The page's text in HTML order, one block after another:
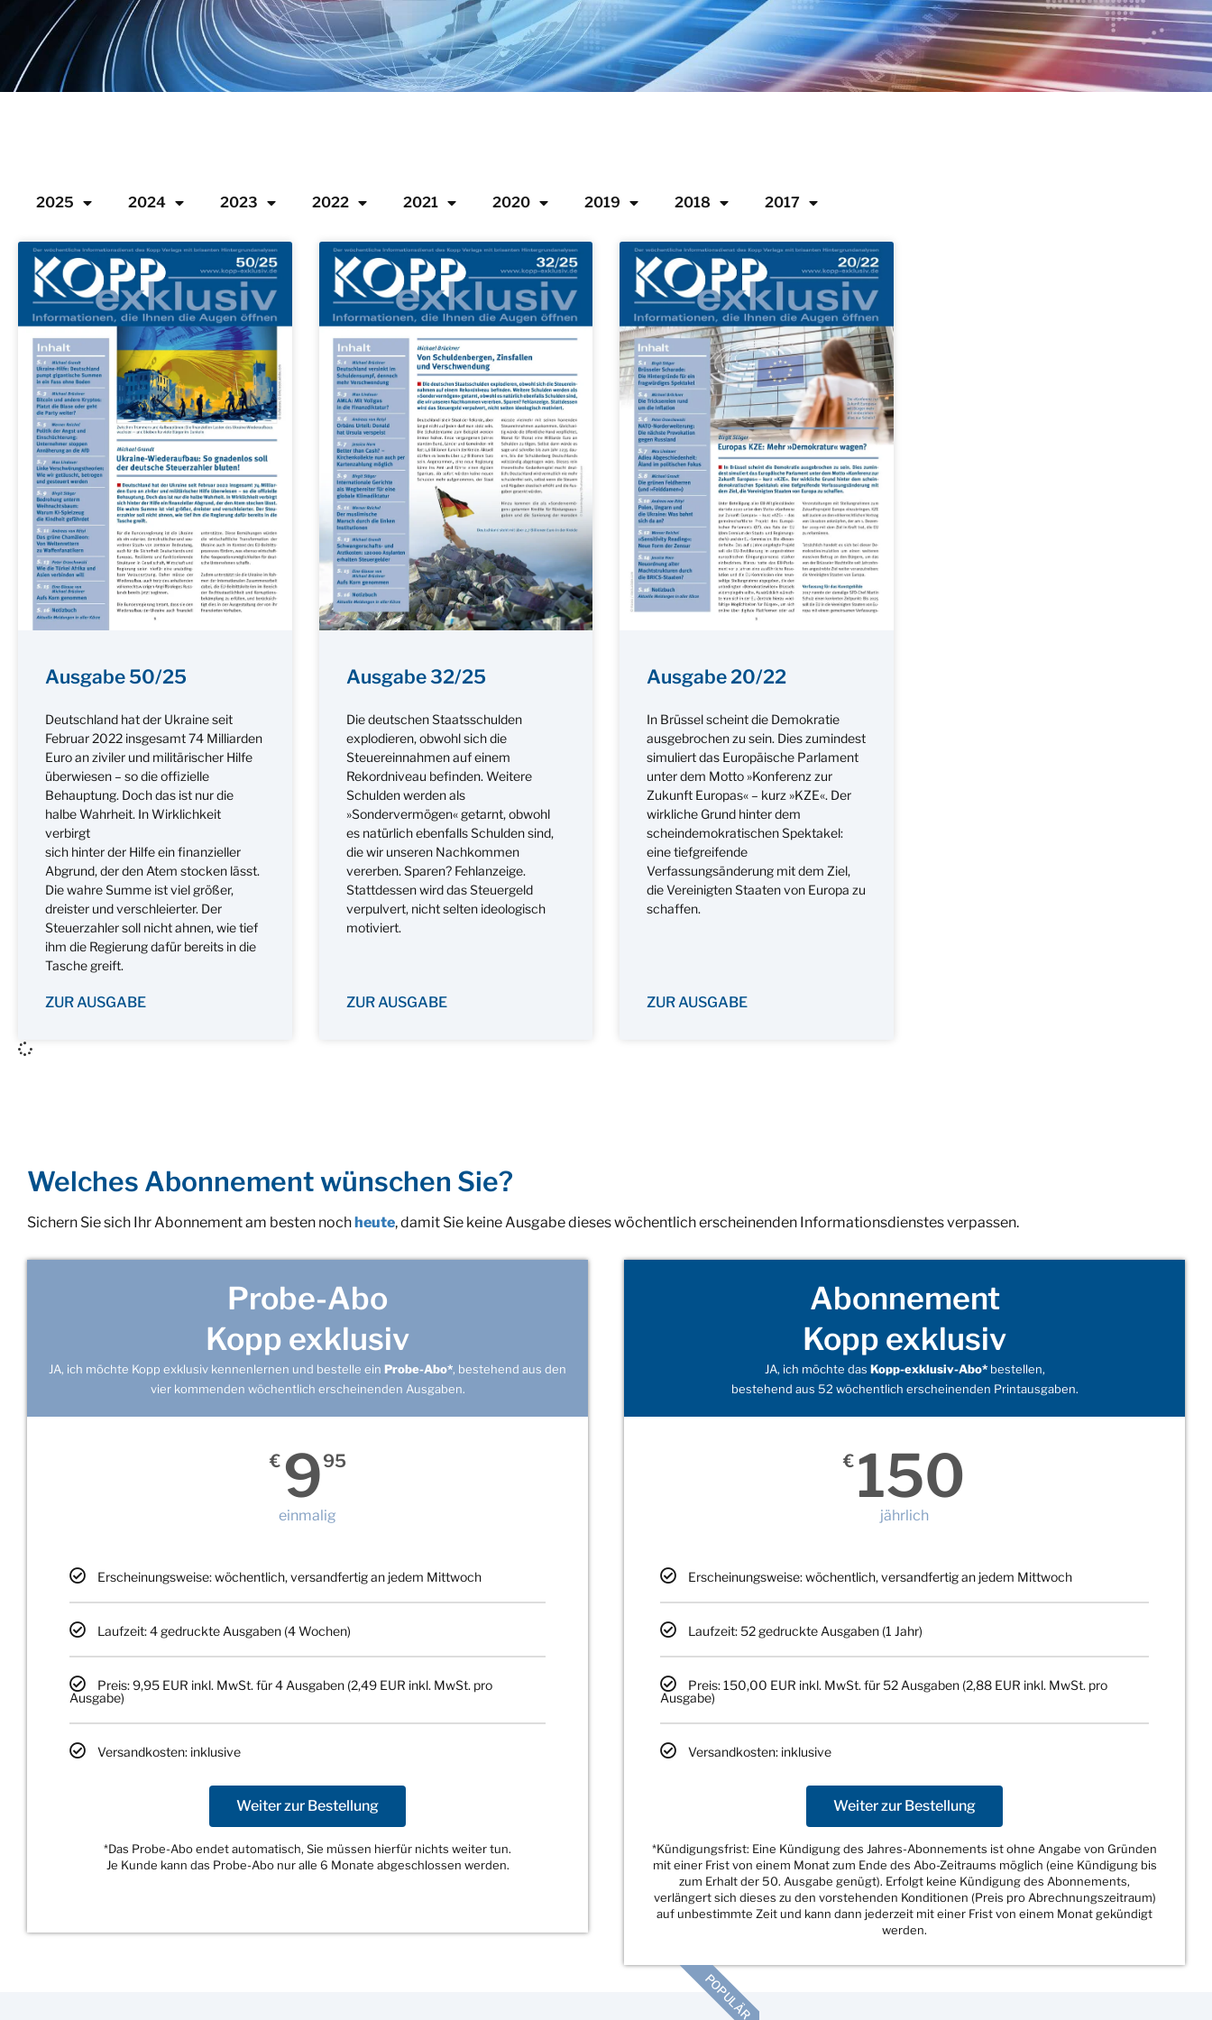
2025 2024 2023 2022 2021 2020 2019 2018 2017
Ausgabe 50/25
Deutschland hat der Ukraine seit
Februar 2022 insgesamt 74 Milliarden
Euro an ziviler und militärischer Hilfe
überwiesen – so die offizielle
Behauptung. Doch das ist nur die
halbe Wahrheit. In Wirklichkeit
verbirgt
sich hinter der Hilfe ein finanzieller
Abgrund, der den Atem stocken lässt.
Die wahre Summe ist viel größer,
dreister und verschleierter. Der
Steuerzahler soll nicht ahnen, wie tief
ihm die Regierung dafür bereits in die
Tasche greift.
ZUR AUSGABE
Ausgabe 32/25
Die deutschen Staatsschulden
explodieren, obwohl sich die
Steuereinnahmen auf einem
Rekordniveau befinden. Weitere
Schulden werden als
»Sondervermögen« getarnt, obwohl
es natürlich ebenfalls Schulden sind,
die wir unseren Nachkommen
vererben. Sparen? Fehlanzeige.
Stattdessen wird das Steuergeld
verpulvert, nicht selten ideologisch
motiviert.
ZUR AUSGABE
Ausgabe 20/22
In Brüssel scheint die Demokratie
ausgebrochen zu sein. Dies zumindest
simuliert das Europäische Parlament
unter dem Motto »Konferenz zur
Zukunft Europas« – kurz »KZE«. Der
wirkliche Grund hinter dem
scheindemokratischen Spektakel:
eine tiefgreifende
Verfassungsänderung mit dem Ziel,
die Vereinigten Staaten von Europa zu
schaffen.
ZUR AUSGABE
Welches Abonnement wünschen Sie?
Sichern Sie sich Ihr Abonnement am besten nochheute, damit Sie keine Ausgabe dieses wöchentlich erscheinenden Informationsdienstes verpassen.
Probe-Abo
Kopp exklusiv
JA, ich möchte Kopp exklusiv kennenlernen und bestelle ein Probe-Abo*, bestehend aus den
vier kommenden wöchentlich erscheinenden Ausgaben.
€ 995
einmalig
Erscheinungsweise: wöchentlich, versandfertig an jedem Mittwoch
Laufzeit: 4 gedruckte Ausgaben (4 Wochen)
Preis: 9,95 EUR inkl. MwSt. für 4 Ausgaben (2,49 EUR inkl. MwSt. pro
Ausgabe)
Versandkosten: inklusive
Weiter zur Bestellung
*Das Probe-Abo endet automatisch, Sie müssen hierfür nichts weiter tun.
Je Kunde kann das Probe-Abo nur alle 6 Monate abgeschlossen werden.
Abonnement
Kopp exklusiv
JA, ich möchte das Kopp-exklusiv-Abo*bestellen,
bestehend aus 52 wöchentlich erscheinenden Printausgaben.
€ 150
jährlich
Erscheinungsweise: wöchentlich, versandfertig an jedem Mittwoch
Laufzeit: 52 gedruckte Ausgaben (1 Jahr)
Preis: 150,00 EUR inkl. MwSt. für 52 Ausgaben (2,88 EUR inkl. MwSt. pro
Ausgabe)
Versandkosten: inklusive
Weiter zur Bestellung
*Kündigungsfrist: Eine Kündigung des Jahres-Abonnements ist ohne Angabe von Gründen
mit einer Frist von einem Monat zum Ende des Abo-Zeitraums möglich (eine Kündigung bis
zum Erhalt der 50. Ausgabe genügt). Erfolgt keine Kündigung des Abonnements,
verlängert sich dieses zu den vorstehenden Konditionen (Preis pro Abrechnungszeitraum)
auf unbestimmte Zeit und kann dann jederzeit mit einer Frist von einem Monat gekündigt
werden.
POPULÄR